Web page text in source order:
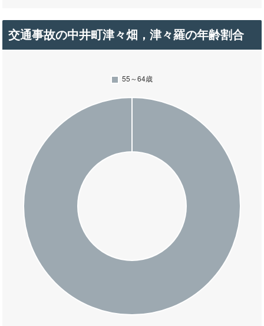
交通事故の中井町津々畑，津々羅の年齢割合